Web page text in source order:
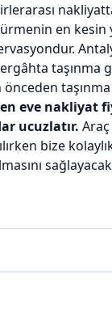
en kesin
taşınma
önceden
eve nakliyat
ucuzlatır.
bize